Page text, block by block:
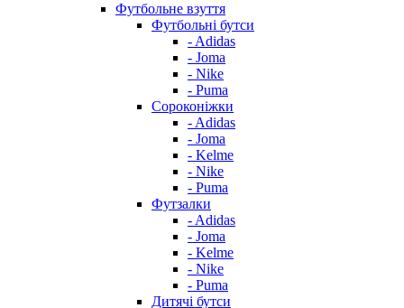
Футбольне взуття
Футбольні бутси
- Adidas
- Joma
- Nike
- Puma
Сороконіжки
- Adidas
- Joma
- Kelme
- Nike
- Puma
Футзалки
- Adidas
- Joma
- Kelme
- Nike
- Puma
Дитячі бутси